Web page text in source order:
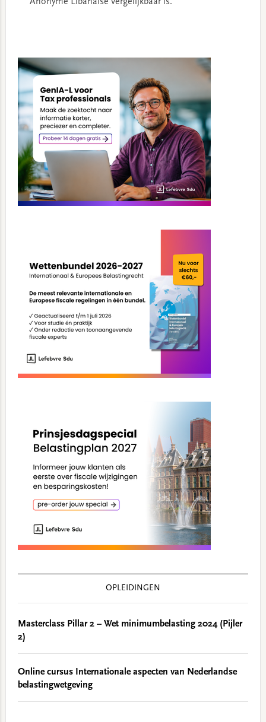
Anonyme Libanaise vergelijkbaar is.
Sidebar
OPLEIDINGEN
Masterclass Pillar 2 – Wet minimumbelasting 2024 (Pijler
2)
Online cursus Internationale aspecten van Nederlandse
belastingwetgeving